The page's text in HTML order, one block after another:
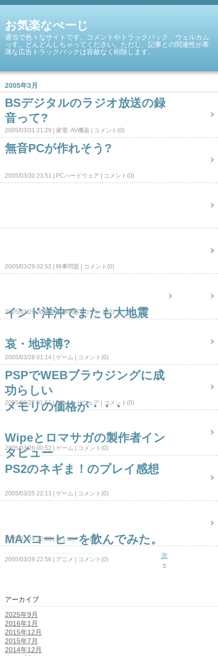
お気楽なぺーじ
適当で色々なサイトです。コメントやトラックバック、ウェルカム
っす。どんどんしちゃってください。ただし、記事との関連性が希
薄な広告トラックバックは容赦なく削除します。
2005年3月
BSデジタルのラジオ放送の録
音って?
2005/03/31 21:29 家電･AV機器 コメント(0)
無音PCが作れそう?
2005/03/30 23:51 PCハードウェア コメント(0)
2005/03/29 22:56 アニメ コメント(0)
インド洋沖でまたも大地震
2005/03/29 02:52 時事問題 コメント(0)
哀・地球博?
2005/03/29 00:38 時事問題 コメント(2)
PSPでWEBブラウジングに成
功らしい
2005/03/28 01:14 ゲーム コメント(0)
メモリの価格が・・・
2005/03/27 01:51 PCハードウェア コメント(0)
Wipeとロマサガの製作者イン
タビュー
2005/03/26 00:52 ゲーム コメント(0)
PS2のネギま！のプレイ感想
2005/03/25 22:13 ゲーム コメント(0)
MAXコーヒーを飲んでみた。
2005/03/24 22:33 食 コメント(0)
次
»
アーカイブ
2025年9月
2016年1月
2015年12月
2015年7月
2014年12月